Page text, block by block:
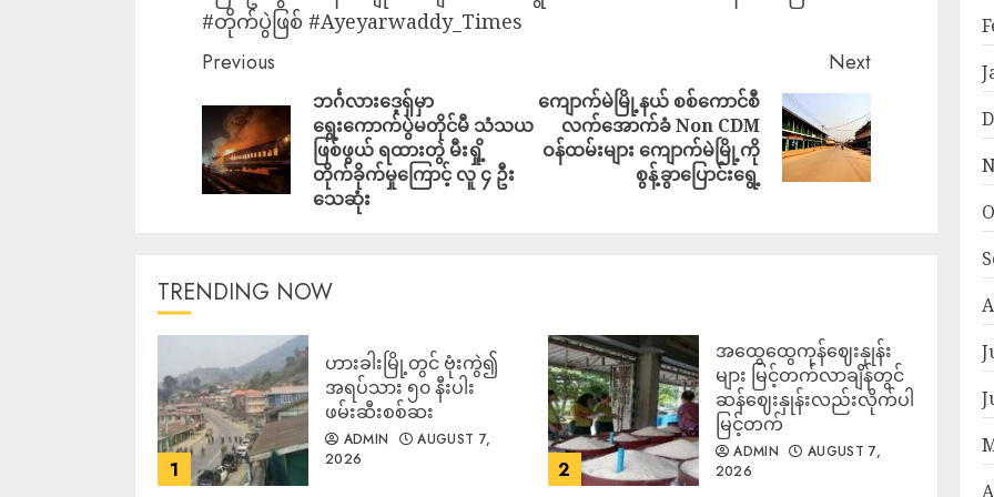
#တိုက်ပွဲဖြစ် #Ayeyarwaddy_Times
Previous
ဘင်္ဂလားဒေ့ရှ်မှာ
ရွေးကောက်ပွဲမတိုင်မီ သံသယ
ဖြစ်ဖွယ် ရထားတွဲ မီးရှို့
တိုက်ခိုက်မှုကြောင့် လူ ၄ ဦး
သေဆုံး
Next
ကျောက်မဲမြို့နယ် စစ်ကောင်စီ
လက်အောက်ခံ Non CDM
ဝန်ထမ်းများ ကျောက်မဲမြို့ကို
စွန့်ခွာပြောင်းရွေ့
TRENDING NOW
1
ဟားခါးမြို့တွင် ဗုံးကွဲ၍
အရပ်သား ၅၀ နီးပါး
ဖမ်းဆီးစစ်ဆး
ADMIN
AUGUST 7,
2026
2
အထွေထွေကုန်ဈေးနှုန်း
များ မြင့်တက်လာချိန်တွင်
ဆန်ဈေးနှုန်းလည်းလိုက်ပါ
မြင့်တက်
ADMIN
AUGUST 7,
2026